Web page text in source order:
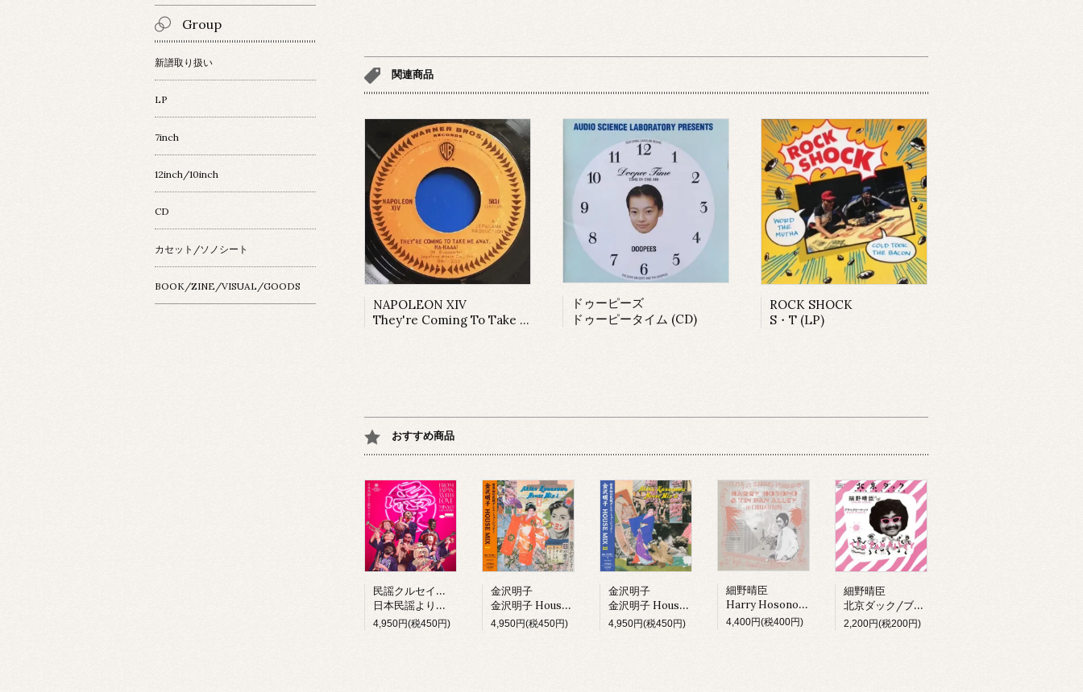
関連商品
NAPOLEON XIV
They're Coming To Take Me Away, Ha-Haaa! (7inch)
ドゥーピーズ
ドゥーピータイム (CD)
ROCK SHOCK
S・T (LP)
おすすめ商品
民謡クルセイダーズ
日本民謡より愛をこめて (LP)
4,950円(税450円)
金沢明子
金沢明子 House Mix I (LP)
4,950円(税450円)
金沢明子
金沢明子 House Mix II (LP)
4,950円(税450円)
細野晴臣
Harry Hosono & Tin Pan Alley In China Town (LP)
4,400円(税400円)
細野晴臣
北京ダック/ブラックピーナッツ
2,200円(税200円)
Group
新譜取り扱い
LP
7inch
12inch/10inch
CD
カセット/ソノシート
BOOK/ZINE/VISUAL/GOODS